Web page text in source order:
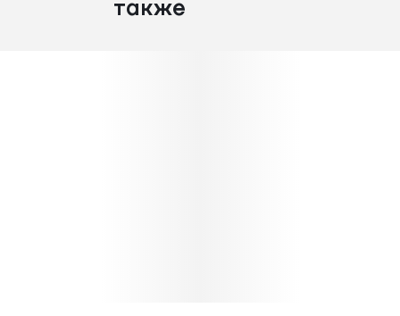
также